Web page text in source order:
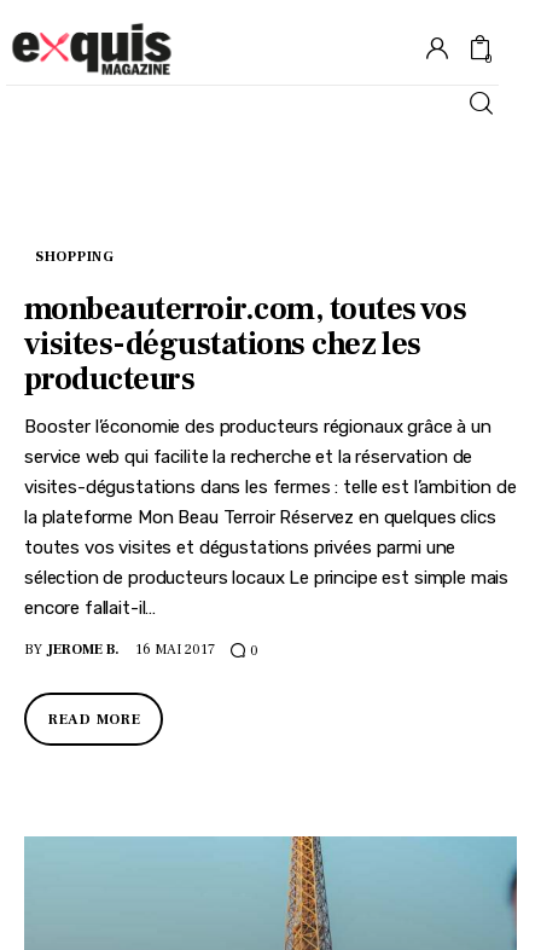
0
Recettes
Shopping
Évènements
SHOPPING
monbeauterroir.com, toutes vos
visites-dégustations chez les
producteurs
Booster l’économie des producteurs régionaux grâce à un
service web qui facilite la recherche et la réservation de
visites-dégustations dans les fermes : telle est l’ambition de
la plateforme Mon Beau Terroir Réservez en quelques clics
toutes vos visites et dégustations privées parmi une
sélection de producteurs locaux Le principe est simple mais
encore fallait-il…
BY JEROME B. 16 MAI 2017 0
READ MORE